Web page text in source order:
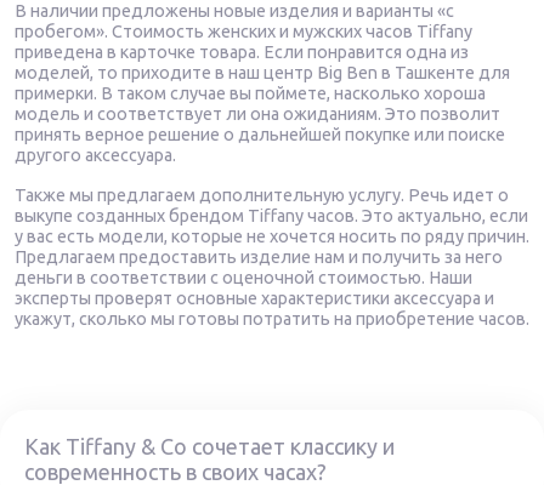
В наличии предложены новые изделия и варианты «с
пробегом». Стоимость женских и мужских часов Tiffany
приведена в карточке товара. Если понравится одна из
моделей, то приходите в наш центр Big Ben в Ташкенте для
примерки. В таком случае вы поймете, насколько хороша
модель и соответствует ли она ожиданиям. Это позволит
принять верное решение о дальнейшей покупке или поиске
другого аксессуара.
Также мы предлагаем дополнительную услугу. Речь идет о
выкупе созданных брендом Tiffany часов. Это актуально, если
у вас есть модели, которые не хочется носить по ряду причин.
Предлагаем предоставить изделие нам и получить за него
деньги в соответствии с оценочной стоимостью. Наши
эксперты проверят основные характеристики аксессуара и
укажут, сколько мы готовы потратить на приобретение часов.
Как Tiffany & Co сочетает классику и
современность в своих часах?